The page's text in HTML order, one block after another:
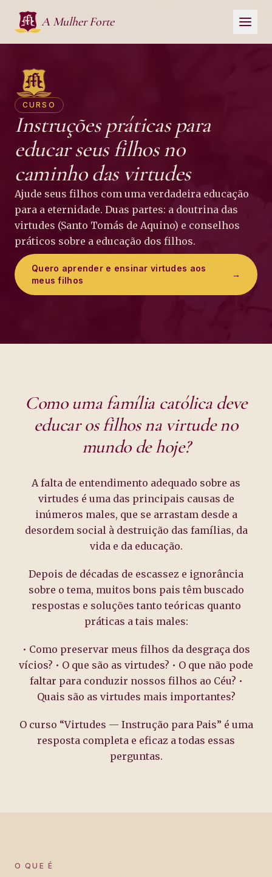
A Mulher Forte
CURSO
Instruções práticas para
educar seus filhos no
caminho das virtudes
Ajude seus filhos com uma verdadeira educação
para a eternidade. Duas partes: a doutrina das
virtudes (Santo Tomás de Aquino) e conselhos
práticos sobre a educação dos filhos.
Quero aprender e ensinar virtudes aos
meus filhos
→
Como uma família católica deve
educar os filhos na virtude no
mundo de hoje?
A falta de entendimento adequado sobre as
virtudes é uma das principais causas de
inúmeros males, que se arrastam desde a
desordem social à destruição das famílias, da
vida e da educação.
Depois de décadas de escassez e ignorância
sobre o tema, muitos bons pais têm buscado
respostas e soluções tanto teóricas quanto
práticas a tais males:
• Como preservar meus filhos da desgraça dos
vícios? • O que são as virtudes? • O que não pode
faltar para conduzir nossos filhos ao Céu? •
Quais são as virtudes mais importantes?
O curso “Virtudes — Instrução para Pais” é uma
resposta completa e eficaz a todas essas
perguntas.
O QUE É